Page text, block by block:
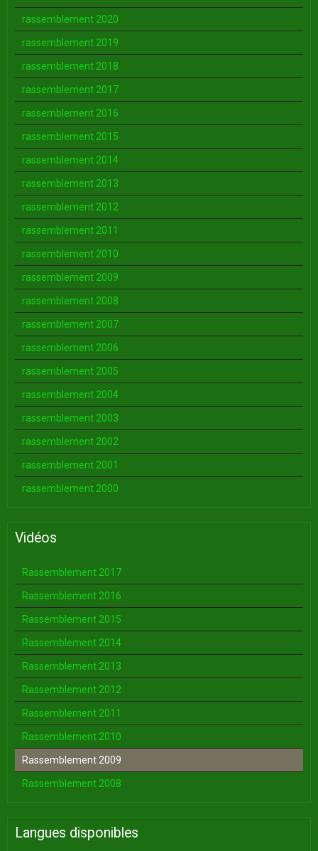
rassemblement 2020
rassemblement 2019
rassemblement 2018
rassemblement 2017
rassemblement 2016
rassemblement 2015
rassemblement 2014
rassemblement 2013
rassemblement 2012
rassemblement 2011
rassemblement 2010
rassemblement 2009
rassemblement 2008
rassemblement 2007
rassemblement 2006
rassemblement 2005
rassemblement 2004
rassemblement 2003
rassemblement 2002
rassemblement 2001
rassemblement 2000
Vidéos
Rassemblement 2017
Rassemblement 2016
Rassemblement 2015
Rassemblement 2014
Rassemblement 2013
Rassemblement 2012
Rassemblement 2011
Rassemblement 2010
Rassemblement 2009
Rassemblement 2008
Langues disponibles